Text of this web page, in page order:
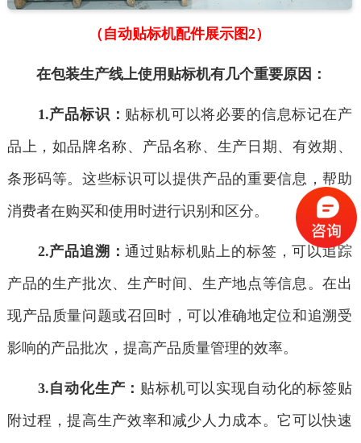
（自动贴标机配件展示图2）
在包装生产线上使用贴标机有几个重要原因：
1.产品标识： 贴标机可以将必要的信息标记在产
品上，如品牌名称、产品名称、生产日期、有效期、
条形码等。这些标识可以提供产品的重要信息，帮助
消费者在购买和使用时进行识别和区分。
2.产品追溯：通过贴标机贴上的标签，可以追踪
产品的生产批次、生产时间、生产地点等信息。在出
现产品质量问题或召回时，可以准确地定位和追溯受
影响的产品批次，提高产品质量管理的效率。
3.自动化生产： 贴标机可以实现自动化的标签贴
附过程，提高生产效率和减少人力成本。它可以快速